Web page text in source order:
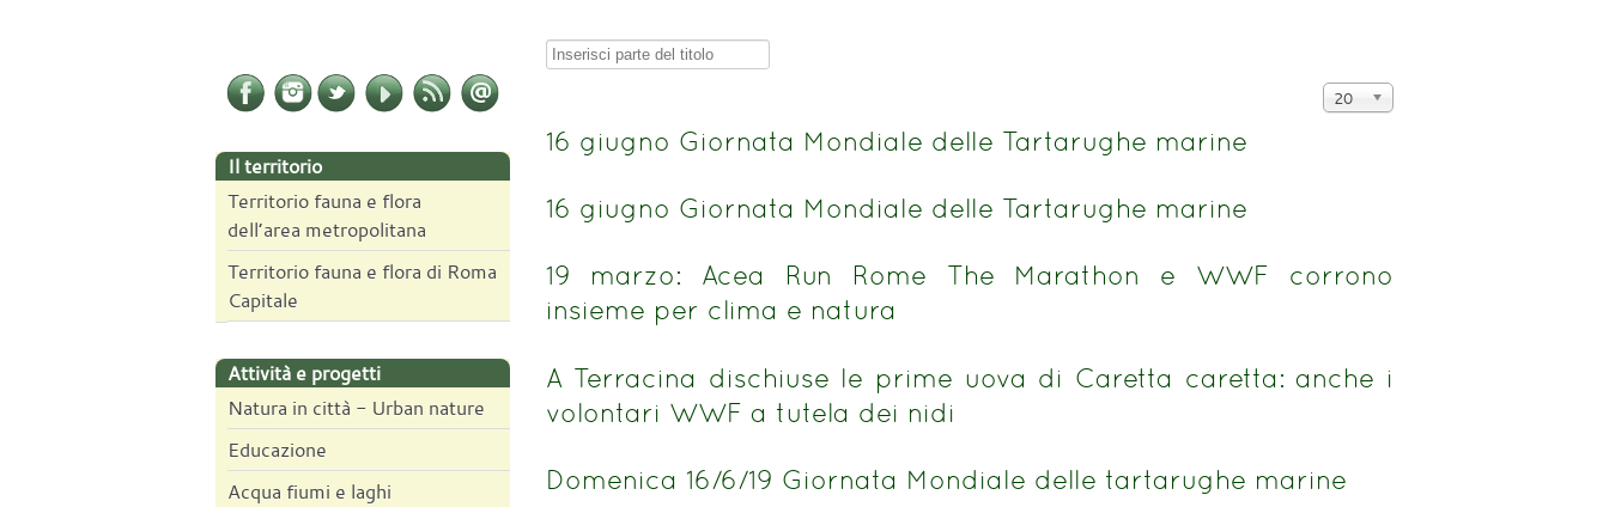
Il territorio
Territorio fauna e flora
dell’area metropolitana
Territorio fauna e flora di Roma
Capitale
Attività e progetti
Natura in città - Urban nature
Educazione
Acqua fiumi e laghi
Inserisci
titolo
Visualizza
20
16 giugno Giornata Mondiale delle Tartarughe marine
16 giugno Giornata Mondiale delle Tartarughe marine
19 marzo: Acea Run Rome The Marathon e WWF corrono
insieme per clima e natura
A Terracina dischiuse le prime uova di Caretta caretta: anche i
volontari WWF a tutela dei nidi
Domenica 16/6/19 Giornata Mondiale delle tartarughe marine